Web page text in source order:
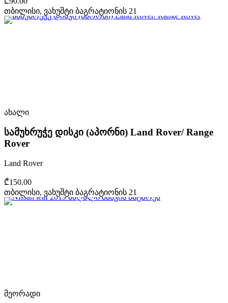
თბილისი, ვახუშტი ბაგრატიონის 21
ახალი
სამუხრუჭე დისკი (აპორნი) Land Rover/ Range
Rover
Land Rover
₾150.00
თბილისი, ვახუშტი ბაგრატიონის 21
მეორადი